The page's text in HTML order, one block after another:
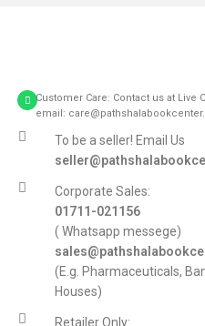
Customer Care: Contact us at Live
email:
To be a seller! Email Us
Corporate Sales:
01711-021156
( Whatsapp messege)
(E.g. Pharmaceuticals,
Houses)
Retailer Only: